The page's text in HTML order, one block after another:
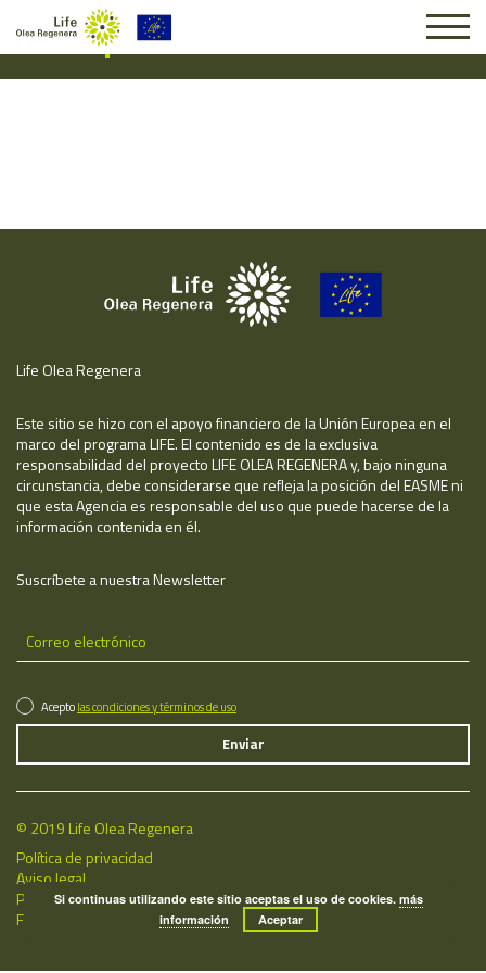
Suscripción #15090
Life Olea Regenera
Este sitio se hizo con el apoyo financiero de la Unión Europea en el
marco del programa LIFE. El contenido es de la exclusiva
responsabilidad del proyecto LIFE OLEA REGENERA y, bajo ninguna
circunstancia, debe considerarse que refleja la posición del EASME ni
que esta Agencia es responsable del uso que puede hacerse de la
información contenida en él.
Suscríbete a nuestra Newsletter
Aceptolas condiciones y términos de uso
© 2019 Life Olea Regenera
Política de privacidad
Aviso legal
Política de cookies
Fecha de última actualización: 08/08/2026
Si continuas utilizando este sitio aceptas el uso de cookies.más
información
Aceptar